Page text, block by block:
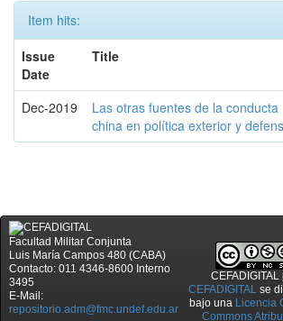
Item hits:
Issue
Date
Title
Dec-2019
Las otras fuentes de la conducta
china en política exterior y
Facultad Militar Conjunta
Luis María Campos 480 (CABA)
Contacto: 011 4346-8600 Interno
3495
E-Mail:
repositorio.adm@fmc.undef.edu.ar
CEFADIGITAL
CEFADIGITALse
bajo una Licencia
Commons